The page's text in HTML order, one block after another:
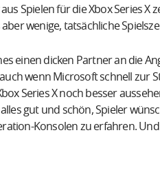
Spielen für die Xbox Series X
wenige, tatsächliche
einen dicken Partner an die
wenn Microsoft schnell zur
Series X noch besser
gut und schön, Spieler
Konsolen zu erfahren.